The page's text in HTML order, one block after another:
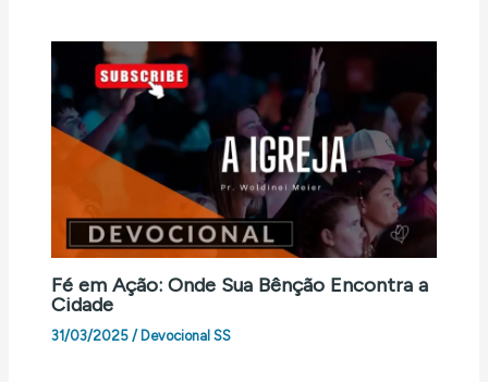
Fé em Ação: Onde Sua Bênção Encontra a
Cidade
31/03/2025/ Devocional SS